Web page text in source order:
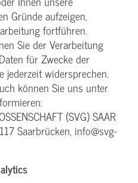
Gründe aufzeigen,
fortführen.
Sie der Verarbeitung
für Zwecke der
jederzeit widersprechen.
können Sie uns unter
(SVG) SAAR
Saarbrücken, info@svg-